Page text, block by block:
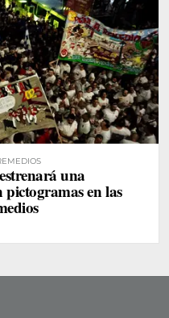
una
en las